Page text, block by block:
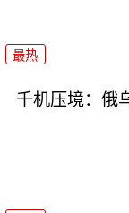
最热
千机压境：俄